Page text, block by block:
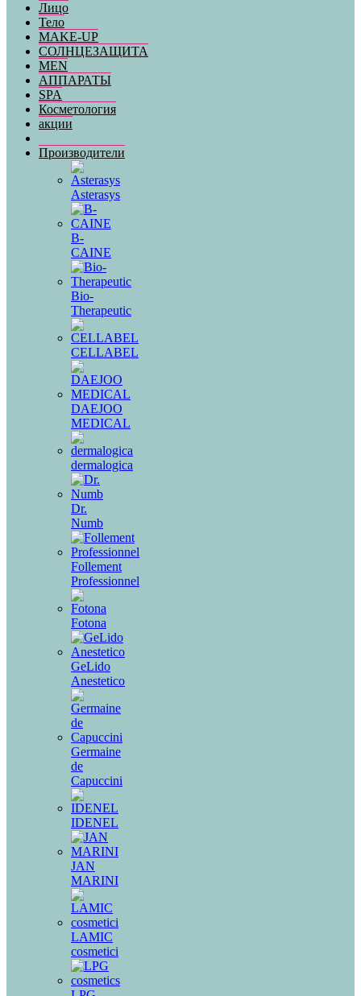
Лицо
Тело
MAKE-UP
СОЛНЦЕЗАЩИТА
MEN
АППАРАТЫ
SPA
Косметология
акции
Производители
Asterasys
B-
CAINE
Bio-
Therapeutic
CELLABEL
DAEJOO
MEDICAL
dermalogica
Dr.
Numb
Follement
Professionnel
Fotona
GeLido
Anestetico
Germaine
de
Capuccini
IDENEL
JAN
MARINI
LAMIC
cosmetici